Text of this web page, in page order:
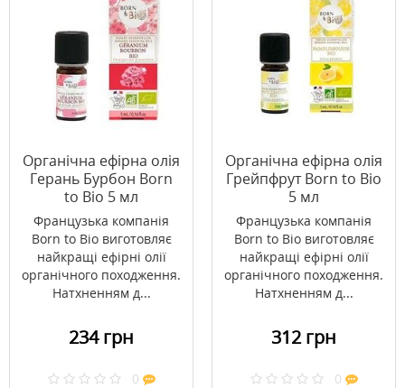
Органічна ефірна олія
Герань Бурбон Born
to Bio 5 мл
Французька компанія
Born to Bio виготовляє
найкращі ефірні олії
органічного походження.
Натхненням д...
234 грн
0
Органічна ефірна олія
Грейпфрут Born to Bio
5 мл
Французька компанія
Born to Bio виготовляє
найкращі ефірні олії
органічного походження.
Натхненням д...
312 грн
0